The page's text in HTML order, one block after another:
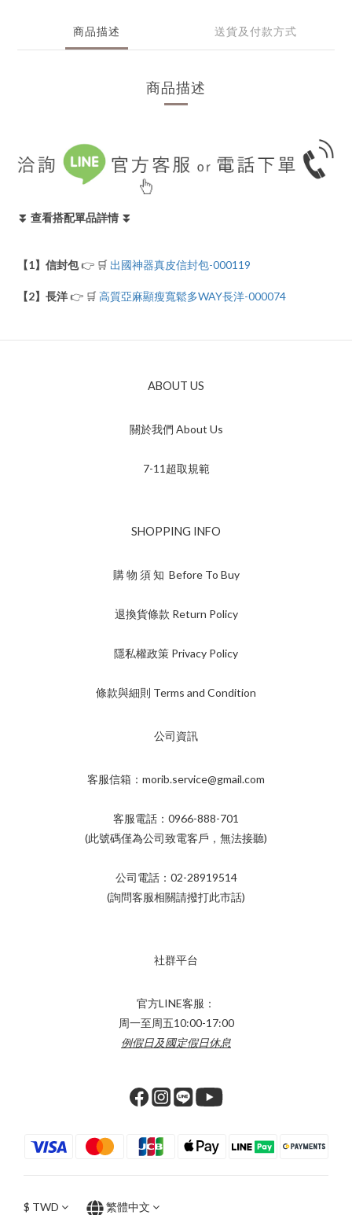
商品描述 送貨及付款方式
商品描述
⏬ 查看搭配單品詳情 ⏬
【1】信封包👉 🛒 出國神器真皮信封包-000119
【2】長洋👉 🛒 高質亞麻顯瘦寬鬆多WAY長洋-000074
ABOUT US
關於我們 About Us
7-11超取規範
SHOPPING INFO
購 物 須 知 Before To Buy
退換貨條款 Return Policy
隱私權政策 Privacy Policy
條款與細則 Terms and Condition
公司資訊
客服信箱：morib.service@gmail.com
客服電話：0966-888-701
(此號碼僅為公司致電客戶，無法接聽)
公司電話：02-28919514
(詢問客服相關請撥打此市話)
社群平台
官方LINE客服：
周一至周五10:00-17:00
例假日及國定假日休息
$ TWD 繁體中文